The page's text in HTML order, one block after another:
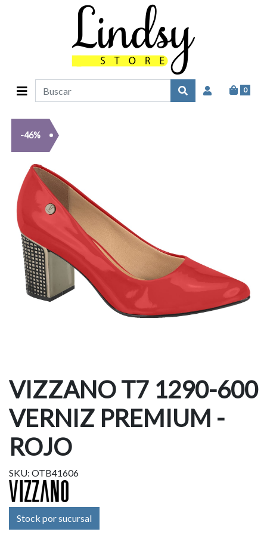
0
-46%
VIZZANO T7 1290-600
VERNIZ PREMIUM -
ROJO
SKU: OTB41606
Stock por sucursal